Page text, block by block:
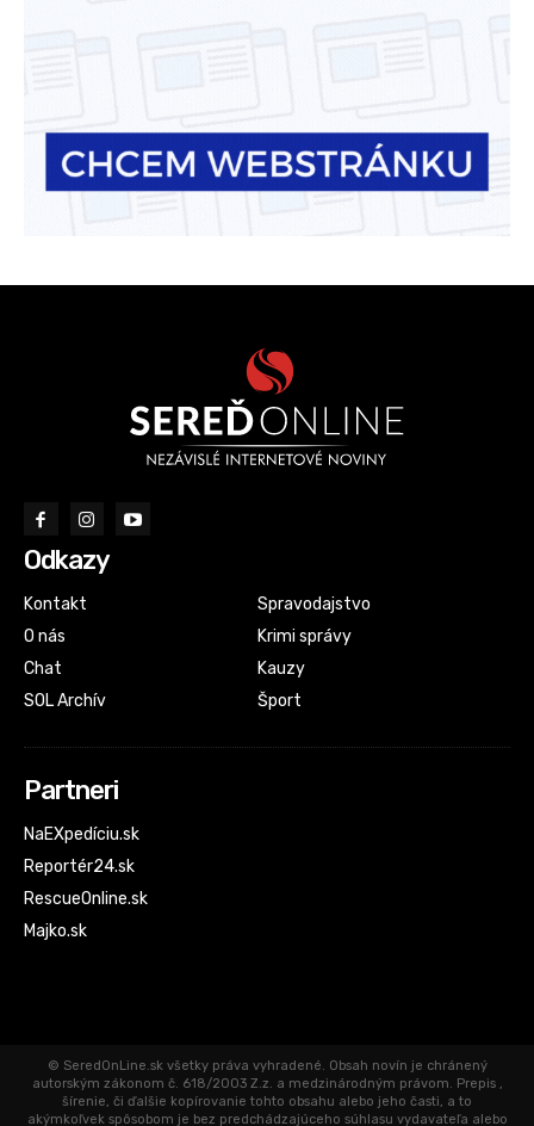
Odkazy
Kontakt
O nás
Chat
SOL Archív
Spravodajstvo
Krimi správy
Kauzy
Šport
Partneri
NaEXpedíciu.sk
Reportér24.sk
RescueOnline.sk
Majko.sk
© SeredOnLine.sk všetky práva vyhradené. Obsah novín je chránený
autorským zákonom č. 618/2003 Z.z. a medzinárodným právom. Prepis ,
šírenie, či ďalšie kopírovanie tohto obsahu alebo jeho časti, a to
akýmkoľvek spôsobom je bez predchádzajúceho súhlasu vydavateľa alebo